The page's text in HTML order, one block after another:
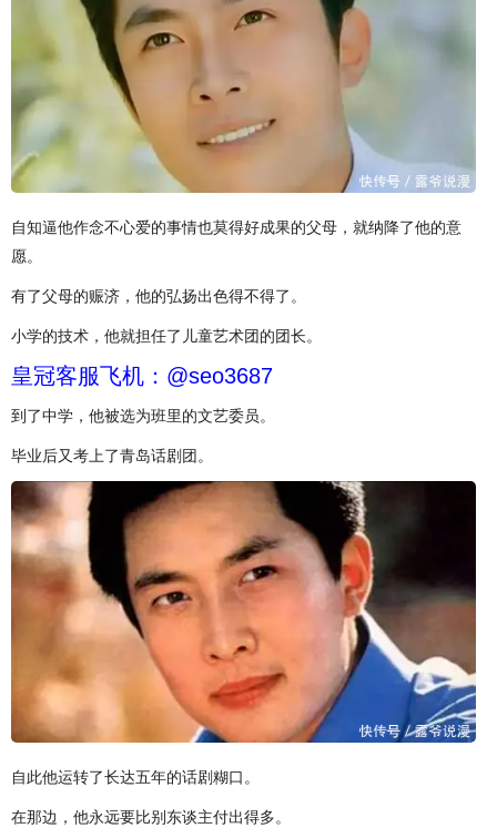
自知逼他作念不心爱的事情也莫得好成果的父母，就纳降了他的意
愿。
有了父母的赈济，他的弘扬出色得不得了。
小学的技术，他就担任了儿童艺术团的团长。
皇冠客服飞机：@seo3687
到了中学，他被选为班里的文艺委员。
毕业后又考上了青岛话剧团。
自此他运转了长达五年的话剧糊口。
在那边，他永远要比别东谈主付出得多。